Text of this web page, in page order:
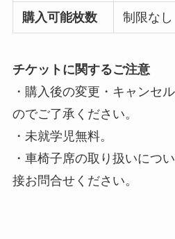
購入可能枚数 制限なし
チケットに関するご注意
・購入後の変更・キャンセ
のでご了承ください。
・未就学児無料。
・車椅子席の取り扱いにつ
接お問合せください。